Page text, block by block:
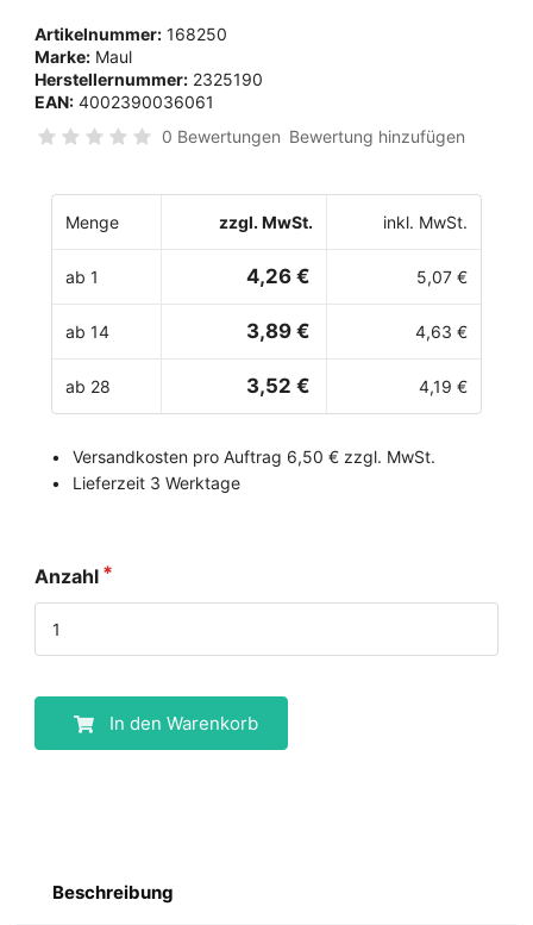
Artikelnummer: 168250
Marke: Maul
Herstellernummer: 2325190
EAN: 4002390036061
0 Bewertungen Bewertung hinzufügen
Menge zzgl. MwSt. inkl. MwSt.
ab 1 4,26 € 5,07 €
ab 14 3,89 € 4,63 €
ab 28 3,52 € 4,19 €
Versandkosten pro Auftrag 6,50 € zzgl. MwSt.
Lieferzeit 3 Werktage
Anzahl
In den Warenkorb
Beschreibung